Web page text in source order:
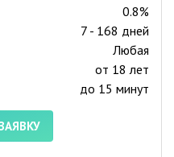
0.8%
7 - 168 дней
Любая
от 18 лет
до 15 минут